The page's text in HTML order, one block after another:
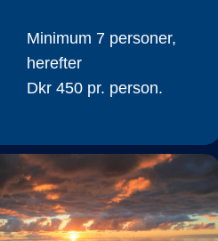
Minimum 7 personer,
herefter
Dkr 450 pr. person.